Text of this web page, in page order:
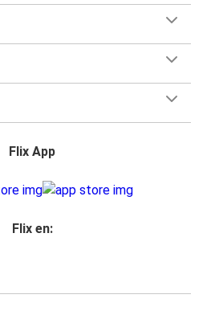
Flix App
Flix en: